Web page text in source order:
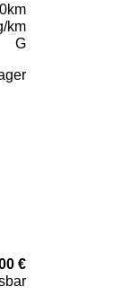
km
G
€